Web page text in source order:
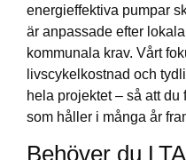
energieffektiva pumpar
är anpassade efter
kommunala krav. Vårt
livscykelkostnad och
hela projektet – så att
som håller i många år
Behöver du